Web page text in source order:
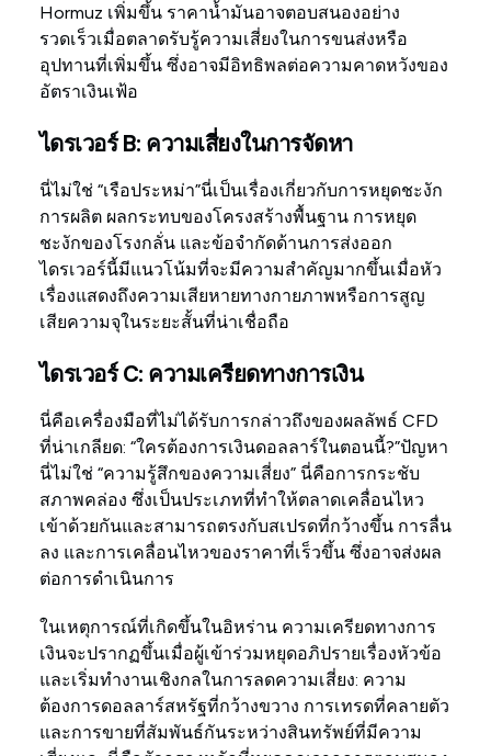
Hormuz เพิ่มขึ้น ราคาน้ำมันอาจตอบสนองอย่าง
รวดเร็วเมื่อตลาดรับรู้ความเสี่ยงในการขนส่งหรือ
อุปทานที่เพิ่มขึ้น ซึ่งอาจมีอิทธิพลต่อความคาดหวังของ
อัตราเงินเฟ้อ
ไดรเวอร์ B: ความเสี่ยงในการจัดหา
นี่ไม่ใช่ “เรือประหม่า”นี่เป็นเรื่องเกี่ยวกับการหยุดชะงัก
การผลิต ผลกระทบของโครงสร้างพื้นฐาน การหยุด
ชะงักของโรงกลั่น และข้อจำกัดด้านการส่งออก
ไดรเวอร์นี้มีแนวโน้มที่จะมีความสำคัญมากขึ้นเมื่อหัว
เรื่องแสดงถึงความเสียหายทางกายภาพหรือการสูญ
เสียความจุในระยะสั้นที่น่าเชื่อถือ
ไดรเวอร์ C: ความเครียดทางการเงิน
นี่คือเครื่องมือที่ไม่ได้รับการกล่าวถึงของผลลัพธ์ CFD
ที่น่าเกลียด: “ใครต้องการเงินดอลลาร์ในตอนนี้?”ปัญหา
นี่ไม่ใช่ “ความรู้สึกของความเสี่ยง” นี่คือการกระชับ
สภาพคล่อง ซึ่งเป็นประเภทที่ทำให้ตลาดเคลื่อนไหว
เข้าด้วยกันและสามารถตรงกับสเปรดที่กว้างขึ้น การลื่น
ลง และการเคลื่อนไหวของราคาที่เร็วขึ้น ซึ่งอาจส่งผล
ต่อการดำเนินการ
ในเหตุการณ์ที่เกิดขึ้นในอิหร่าน ความเครียดทางการ
เงินจะปรากฏขึ้นเมื่อผู้เข้าร่วมหยุดอภิปรายเรื่องหัวข้อ
และเริ่มทำงานเชิงกลในการลดความเสี่ยง: ความ
ต้องการดอลลาร์สหรัฐที่กว้างขวาง การเทรดที่คลายตัว
และการขายที่สัมพันธ์กันระหว่างสินทรัพย์ที่มีความ